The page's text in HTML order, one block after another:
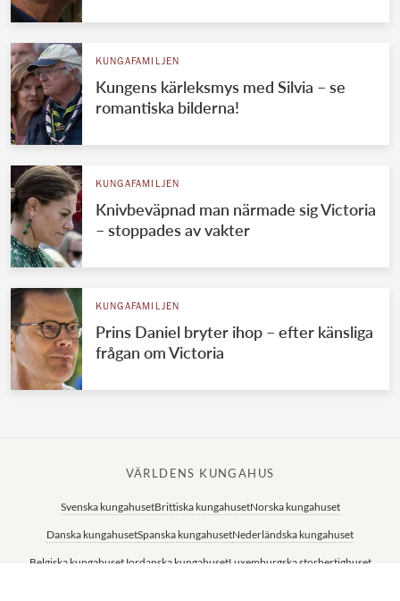
KUNGAFAMILJEN
Kungens kärleksmys med Silvia – se
romantiska bilderna!
KUNGAFAMILJEN
Knivbeväpnad man närmade sig Victoria
– stoppades av vakter
KUNGAFAMILJEN
Prins Daniel bryter ihop – efter känsliga
frågan om Victoria
VÄRLDENS KUNGAHUS
Svenska kungahusetBrittiska kungahusetNorska kungahuset
Danska kungahusetSpanska kungahusetNederländska kungahuset
Belgiska kungahusetJordanska kungahusetLuxemburgska storhertighuset